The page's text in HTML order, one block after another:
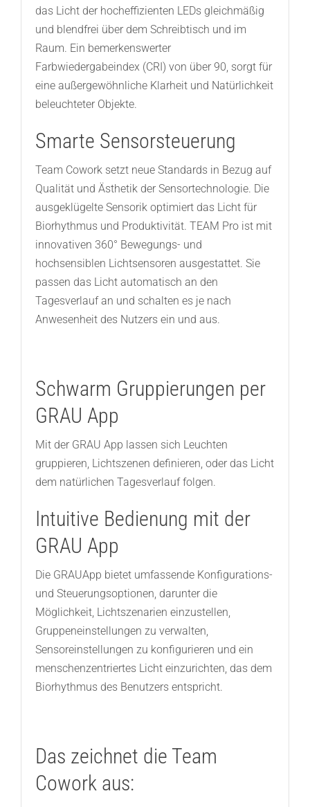
das Licht der hocheffizienten LEDs gleichmäßig
und blendfrei über dem Schreibtisch und im
Raum. Ein bemerkenswerter
Farbwiedergabeindex (CRI) von über 90, sorgt für
eine außergewöhnliche Klarheit und Natürlichkeit
beleuchteter Objekte.
Smarte Sensorsteuerung
Team Cowork setzt neue Standards in Bezug auf
Qualität und Ästhetik der Sensortechnologie. Die
ausgeklügelte Sensorik optimiert das Licht für
Biorhythmus und Produktivität. TEAM Pro ist mit
innovativen 360° Bewegungs- und
hochsensiblen Lichtsensoren ausgestattet. Sie
passen das Licht automatisch an den
Tagesverlauf an und schalten es je nach
Anwesenheit des Nutzers ein und aus.
Schwarm Gruppierungen per
GRAU App
Mit der GRAU App lassen sich Leuchten
gruppieren, Lichtszenen definieren, oder das Licht
dem natürlichen Tagesverlauf folgen.
Intuitive Bedienung mit der
GRAU App
Die GRAUApp bietet umfassende Konfigurations-
und Steuerungsoptionen, darunter die
Möglichkeit, Lichtszenarien einzustellen,
Gruppeneinstellungen zu verwalten,
Sensoreinstellungen zu konfigurieren und ein
menschenzentriertes Licht einzurichten, das dem
Biorhythmus des Benutzers entspricht.
Das zeichnet die Team
Cowork aus: